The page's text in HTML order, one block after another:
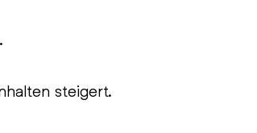
steigert.